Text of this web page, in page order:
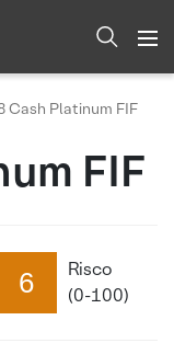
Cash Platinum FIF
FIF
6
Risco
(0-100)